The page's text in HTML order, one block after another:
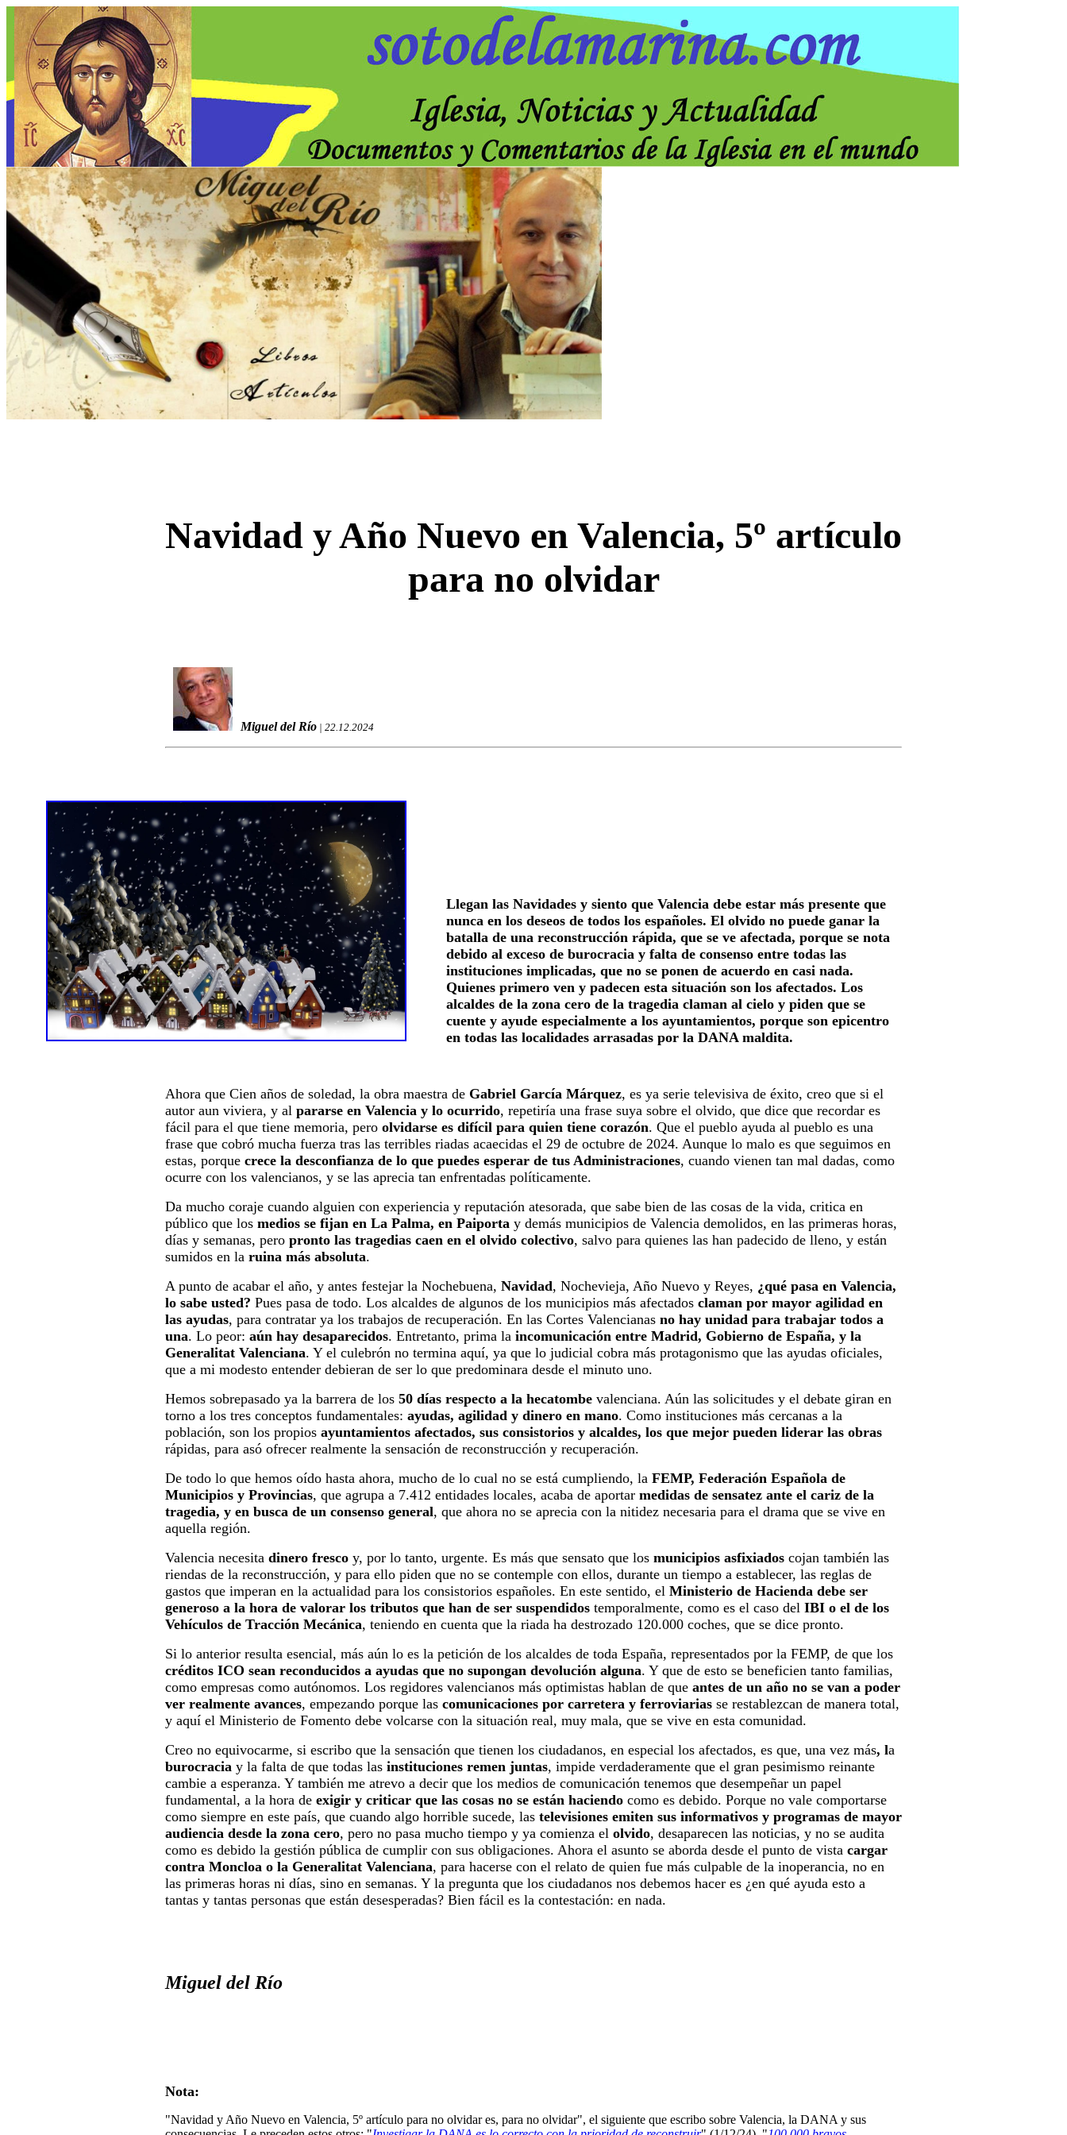
Navidad y Año Nuevo en Valencia, 5º artículo
para no olvidar
Miguel del Río | 22.12.2024
Llegan las Navidades y siento que Valencia debe estar más presente que
nunca en los deseos de todos los españoles. El olvido no puede ganar la
batalla de una reconstrucción rápida, que se ve afectada, porque se nota
debido al exceso de burocracia y falta de consenso entre todas las
instituciones implicadas, que no se ponen de acuerdo en casi nada.
Quienes primero ven y padecen esta situación son los afectados. Los
alcaldes de la zona cero de la tragedia claman al cielo y piden que se
cuente y ayude especialmente a los ayuntamientos, porque son epicentro
en todas las localidades arrasadas por la DANA maldita.
Ahora que Cien años de soledad, la obra maestra de Gabriel García Márquez, es ya serie televisiva de éxito, creo que si el
autor aun viviera, y al pararse en Valencia y lo ocurrido, repetiría una frase suya sobre el olvido, que dice que recordar es
fácil para el que tiene memoria, pero olvidarse es difícil para quien tiene corazón. Que el pueblo ayuda al pueblo es una
frase que cobró mucha fuerza tras las terribles riadas acaecidas el 29 de octubre de 2024. Aunque lo malo es que seguimos en
estas, porque crece la desconfianza de lo que puedes esperar de tus Administraciones, cuando vienen tan mal dadas, como
ocurre con los valencianos, y se las aprecia tan enfrentadas políticamente.
Da mucho coraje cuando alguien con experiencia y reputación atesorada, que sabe bien de las cosas de la vida, critica en
público que los medios se fijan en La Palma, en Paiporta y demás municipios de Valencia demolidos, en las primeras horas,
días y semanas, pero pronto las tragedias caen en el olvido colectivo, salvo para quienes las han padecido de lleno, y están
sumidos en la ruina más absoluta.
A punto de acabar el año, y antes festejar la Nochebuena, Navidad, Nochevieja, Año Nuevo y Reyes, ¿qué pasa en Valencia,
lo sabe usted? Pues pasa de todo. Los alcaldes de algunos de los municipios más afectados claman por mayor agilidad en
las ayudas, para contratar ya los trabajos de recuperación. En las Cortes Valencianas no hay unidad para trabajar todos a
una. Lo peor: aún hay desaparecidos. Entretanto, prima la incomunicación entre Madrid, Gobierno de España, y la
Generalitat Valenciana. Y el culebrón no termina aquí, ya que lo judicial cobra más protagonismo que las ayudas oficiales,
que a mi modesto entender debieran de ser lo que predominara desde el minuto uno.
Hemos sobrepasado ya la barrera de los 50 días respecto a la hecatombe valenciana. Aún las solicitudes y el debate giran en
torno a los tres conceptos fundamentales: ayudas, agilidad y dinero en mano. Como instituciones más cercanas a la
población, son los propios ayuntamientos afectados, sus consistorios y alcaldes, los que mejor pueden liderar las obras
rápidas, para asó ofrecer realmente la sensación de reconstrucción y recuperación.
De todo lo que hemos oído hasta ahora, mucho de lo cual no se está cumpliendo, la FEMP, Federación Española de
Municipios y Provincias, que agrupa a 7.412 entidades locales, acaba de aportar medidas de sensatez ante el cariz de la
tragedia, y en busca de un consenso general, que ahora no se aprecia con la nitidez necesaria para el drama que se vive en
aquella región.
Valencia necesita dinero fresco y, por lo tanto, urgente. Es más que sensato que los municipios asfixiados cojan también las
riendas de la reconstrucción, y para ello piden que no se contemple con ellos, durante un tiempo a establecer, las reglas de
gastos que imperan en la actualidad para los consistorios españoles. En este sentido, el Ministerio de Hacienda debe ser
generoso a la hora de valorar los tributos que han de ser suspendidos temporalmente, como es el caso del IBI o el de los
Vehículos de Tracción Mecánica, teniendo en cuenta que la riada ha destrozado 120.000 coches, que se dice pronto.
Si lo anterior resulta esencial, más aún lo es la petición de los alcaldes de toda España, representados por la FEMP, de que los
créditos ICO sean reconducidos a ayudas que no supongan devolución alguna. Y que de esto se beneficien tanto familias,
como empresas como autónomos. Los regidores valencianos más optimistas hablan de que antes de un año no se van a poder
ver realmente avances, empezando porque las comunicaciones por carretera y ferroviarias se restablezcan de manera total,
y aquí el Ministerio de Fomento debe volcarse con la situación real, muy mala, que se vive en esta comunidad.
Creo no equivocarme, si escribo que la sensación que tienen los ciudadanos, en especial los afectados, es que, una vez más, la
burocracia y la falta de que todas las instituciones remen juntas, impide verdaderamente que el gran pesimismo reinante
cambie a esperanza. Y también me atrevo a decir que los medios de comunicación tenemos que desempeñar un papel
fundamental, a la hora de exigir y criticar que las cosas no se están haciendo como es debido. Porque no vale comportarse
como siempre en este país, que cuando algo horrible sucede, las televisiones emiten sus informativos y programas de mayor
audiencia desde la zona cero, pero no pasa mucho tiempo y ya comienza el olvido, desaparecen las noticias, y no se audita
como es debido la gestión pública de cumplir con sus obligaciones. Ahora el asunto se aborda desde el punto de vista cargar
contra Moncloa o la Generalitat Valenciana, para hacerse con el relato de quien fue más culpable de la inoperancia, no en
las primeras horas ni días, sino en semanas. Y la pregunta que los ciudadanos nos debemos hacer es ¿en qué ayuda esto a
tantas y tantas personas que están desesperadas? Bien fácil es la contestación: en nada.
Miguel del Río
Nota:
"Navidad y Año Nuevo en Valencia, 5º artículo para no olvidar es, para no olvidar", el siguiente que escribo sobre Valencia, la DANA y sus